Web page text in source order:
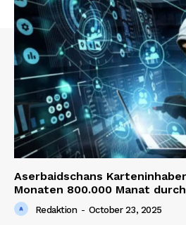
Aserbaidschans
Monaten 800.000 Manat
Redaktion - October 23, 2025